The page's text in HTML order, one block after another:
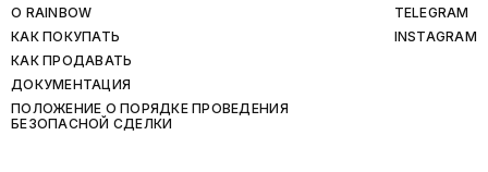
O RAINBOW
КАК ПОКУПАТЬ
КАК ПРОДАВАТЬ
ДОКУМЕНТАЦИЯ
ПОЛОЖЕНИЕ О ПОРЯДКЕ ПРОВЕДЕНИЯ
БЕЗОПАСНОЙ СДЕЛКИ
TELEGRAM
INSTAGRAM